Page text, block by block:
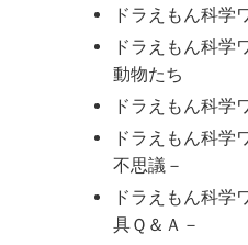
ドラえもん科
ドラえもん科
動物たち
ドラえもん科
ドラえもん科学
不思議－
ドラえもん科学
具Ｑ＆Ａ－